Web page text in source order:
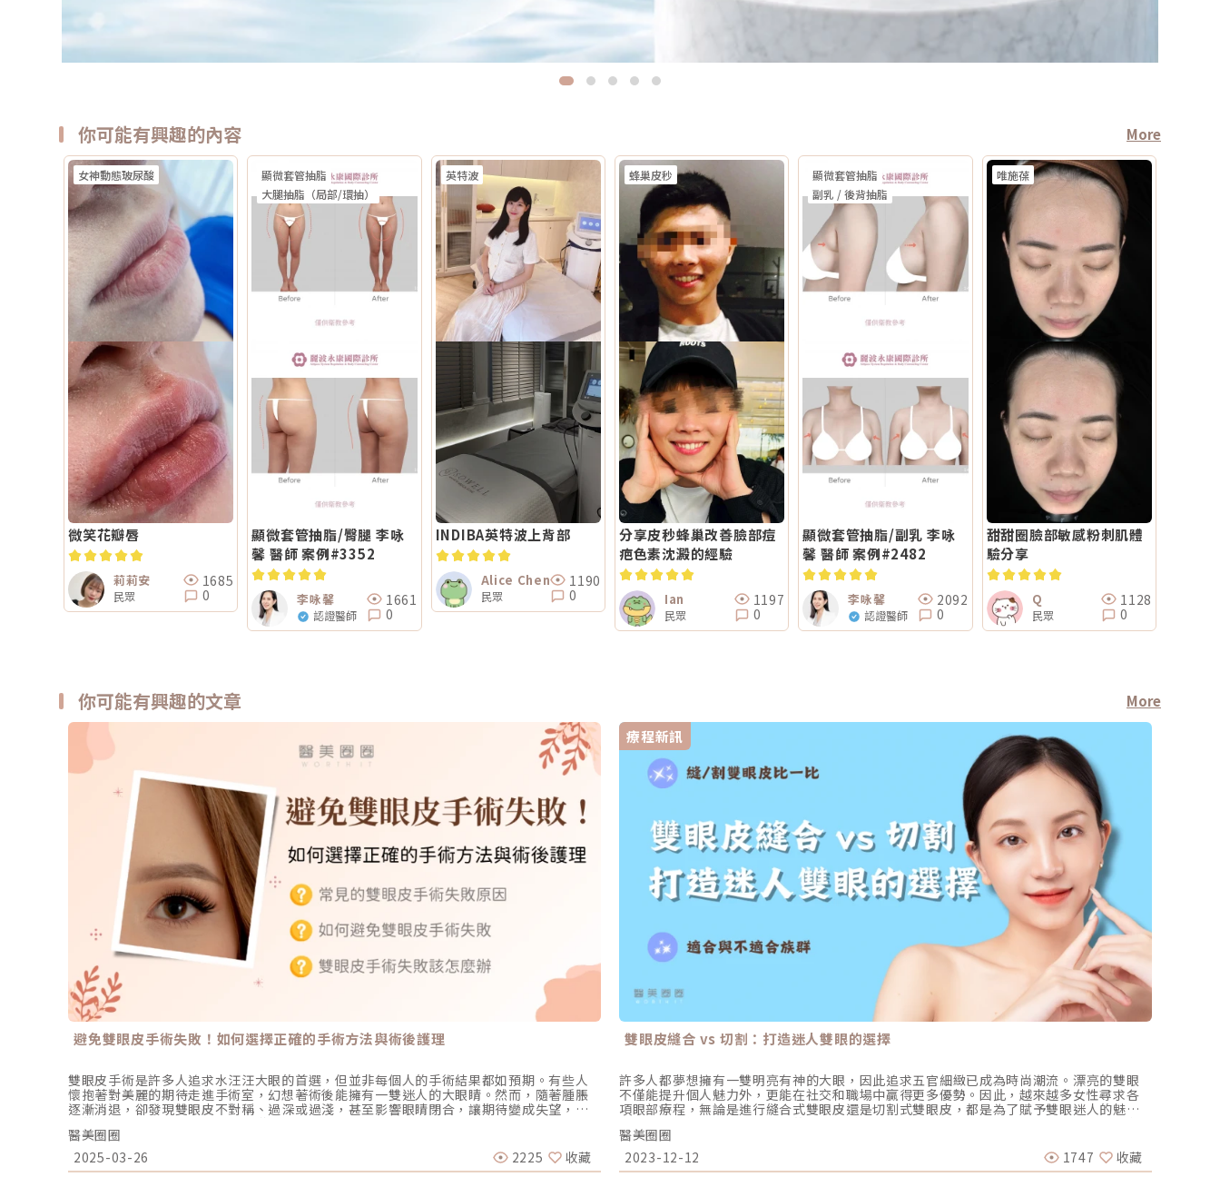
你可能有興趣的內容 More
女神動態玻尿酸
微笑花瓣唇
莉莉安
民眾
1685
0
顯微套管抽脂
大腿抽脂（局部/環抽）
顯微套管抽脂/臀腿 李咏
馨 醫師 案例#3352
李咏馨
認證醫師
1661
0
英特波
INDIBA英特波上背部
Alice Chen
民眾
1190
0
蜂巢皮秒
分享皮秒蜂巢改善臉部痘
疤色素沈澱的經驗
Ian
民眾
1197
0
顯微套管抽脂
副乳 / 後背抽脂
顯微套管抽脂/副乳 李咏
馨 醫師 案例#2482
李咏馨
認證醫師
2092
0
唯施葆
甜甜圈臉部敏感粉刺肌體
驗分享
Q
民眾
1128
0
你可能有興趣的文章 More
避免雙眼皮手術失敗！如何選擇正確的手術方法與術後護理
雙眼皮手術是許多人追求水汪汪大眼的首選，但並非每個人的手術結果都如預期。有些人
懷抱著對美麗的期待走進手術室，幻想著術後能擁有一雙迷人的大眼睛。然而，隨著腫脹
逐漸消退，卻發現雙眼皮不對稱、過深或過淺，甚至影響眼睛閉合，讓期待變成失望，原
們將探討雙眼皮手術可能失敗的原因，並提供補救與預防方法，幫助你安心變美，不踩雷
哦！什麼是雙眼皮手術失敗？雙眼皮手術失敗指的是術後眼睛的形狀、大小或位置與預期
不符，甚至出現不自然的情況。常見問題包括雙眼皮過寬、過窄、線條不對稱，嚴重時還
醫美圈圈
2025-03-26
2225 收藏
療程新訊
雙眼皮縫合 vs 切割：打造迷人雙眼的選擇
許多人都夢想擁有一雙明亮有神的大眼，因此追求五官細緻已成為時尚潮流。漂亮的雙眼
不僅能提升個人魅力外，更能在社交和職場中贏得更多優勢。因此，越來越多女性尋求各
項眼部療程，無論是進行縫合式雙眼皮還是切割式雙眼皮，都是為了賦予雙眼迷人的魅
做出重要的抉擇前，首先需了解雙眼皮手術適合的族群以及手術類型，一起跟著小編探討
如何打造迷人的雙眼吧！適合雙眼皮手術的族群？哪些人不太適合？只要眼部呈現一單一
雙、單眼皮、內雙、眼皮鬆弛或下垂、甚至是睫毛倒插、以及先天或後天眼瞼變形等情
醫美圈圈
2023-12-12
1747 收藏